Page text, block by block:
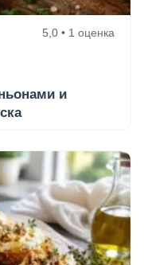
5,0 • 1 оценка
и